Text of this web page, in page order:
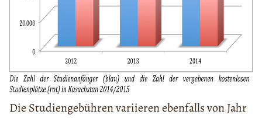
Die Studiengebühren variieren ebenfalls von Jahr